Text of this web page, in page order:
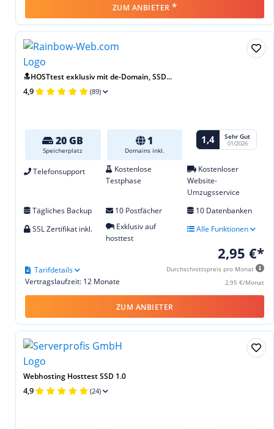
ZUM ANBIETER *
🔝HOSTtest exklusiv mit de-Domain, SSD...
4,9 (89)
20 GB
Speicherplatz
1
Domains inkl.
1,4 Sehr Gut
01/2026
Telefonsupport
Kostenlose
Testphase
Kostenloser
Website-
Umzugsservice
Tägliches Backup
10 Postfächer
10 Datenbanken
SSL Zertifikat inkl.
Exklusiv auf
hosttest
Alle Funktionen
2,95 €*
Durchschnittspreis pro Monat
2,95 €/Monat
Vertragslaufzeit: 12 Monate
Tarifdetails
ZUM ANBIETER
Webhosting Hosttest SSD 1.0
4,9 (24)